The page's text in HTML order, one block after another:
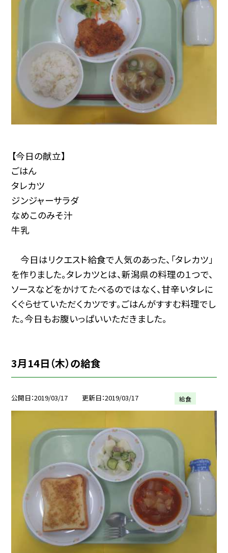
【今日の献立】
ごはん
タレカツ
ジンジャーサラダ
なめこのみそ汁
牛乳
今日はリクエスト給食で人気のあった、「タレカツ」
を作りました。タレカツとは、新潟県の料理の１つで、
ソースなどをかけてたべるのではなく、甘辛いタレに
くぐらせていただくカツです。ごはんがすすむ料理でし
た。今日もお腹いっぱいいただきました。
3月14日（木）の給食
公開日 2019/03/17 更新日 2019/03/17 給食